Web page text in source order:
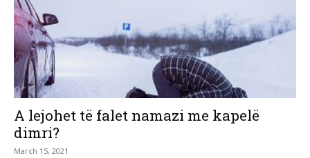
A lejohet të falet namazi me kapelë
dimri?
March 15, 2021